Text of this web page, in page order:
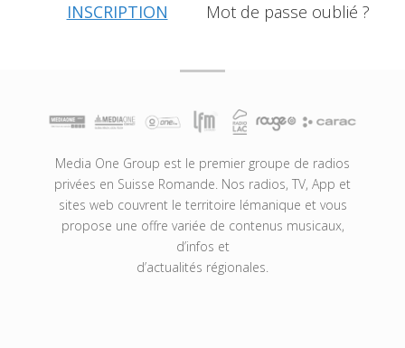
INSCRIPTION Mot de passe oublié ?
Media One Group est le premier groupe de radios
privées en Suisse Romande. Nos radios, TV, App et
sites web couvrent le territoire lémanique et vous
propose une offre variée de contenus musicaux,
d’infos et
d’actualités régionales.